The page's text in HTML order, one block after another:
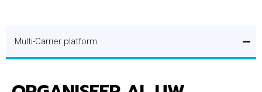
uw
Marktpla
uw
magazijn
eer uw
e-
orderver
beheren
RE
INTE
Multi-Carrier platform